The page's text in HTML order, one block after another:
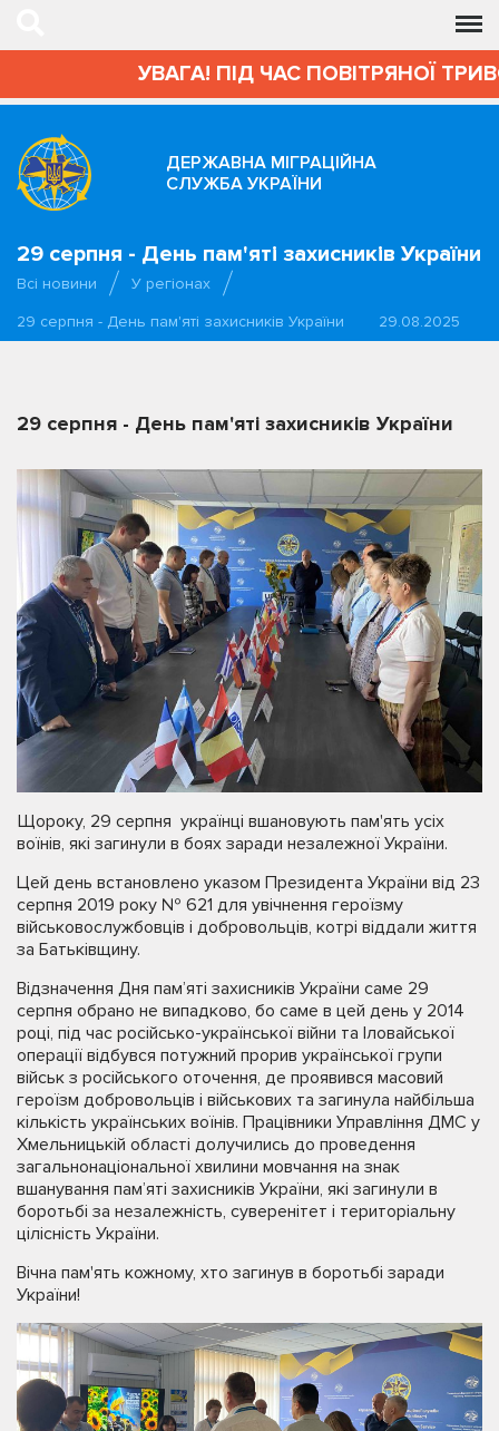
УВАГА! ПІД ЧАС ПОВІТРЯНОЇ
ДЕРЖАВНА МІГРАЦІЙНА
СЛУЖБА УКРАЇНИ
29 серпня - День пам'яті захисників України
Всі новини
У регіонах
29 серпня - День пам'яті захисників України
29.08.2025
29 серпня - День пам'яті захисників України
Щороку, 29 серпня українці вшановують пам'ять усіх
воїнів, які загинули в боях заради незалежної України.
Цей день встановлено указом Президента України від 23
серпня 2019 року № 621 для увічнення героїзму
військовослужбовців і добровольців, котрі віддали життя
за Батьківщину.
Відзначення Дня пам’яті захисників України саме 29
серпня обрано не випадково, бо саме в цей день у 2014
році, під час російсько-української війни та Іловайської
операції відбувся потужний прорив української групи
військ з російського оточення, де проявився масовий
героїзм добровольців і військових та загинула найбільша
кількість українських воїнів. Працівники Управління ДМС у
Хмельницькій області долучились до проведення
загальнонаціональної хвилини мовчання на знак
вшанування пам’яті захисників України, які загинули в
боротьбі за незалежність, суверенітет і територіальну
цілісність України.
Вічна пам'ять кожному, хто загинув в боротьбі заради
України!